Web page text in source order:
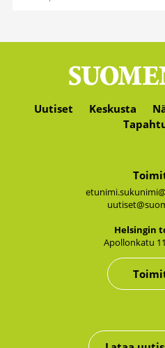
Uutiset Keskusta
Hel­sin­gin
Apol­lon­ka­tu